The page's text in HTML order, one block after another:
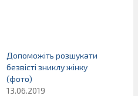
Допоможіть розшукати
безвісті зниклу жінку
(фото)
13.06.2019